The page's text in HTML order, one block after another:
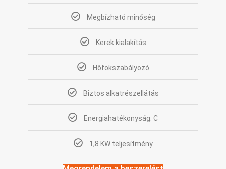
Megbízható minőség
Kerek kialakítás
Hőfokszabályozó
Biztos alkatrészellátás
Energiahatékonyság: C
1,8 KW teljesítmény